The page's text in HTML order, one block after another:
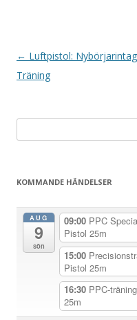
I
n
a
← Luftpistol:
Träning
efter:
KOMMANDE HÄNDELSER
AUG
9
sön
09:00 PPC
Pistol 25m
15:00
Pistol 25m
16:30 PPC-träning
25m